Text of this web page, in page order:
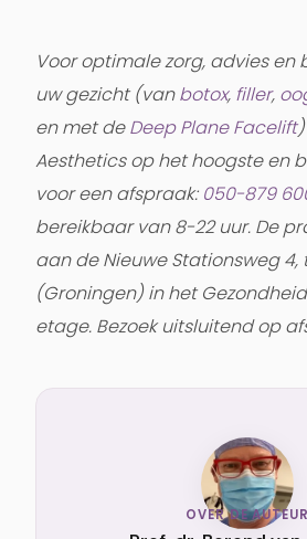
Voor optimale zorg, advies
uw gezicht (vanbotox, filler,
en met deDeep Plane Facelift
Aesthetics op het hoogste en
voor een afspraak: 050-879
bereikbaar van 8-22 uur. De
aan de Nieuwe Stationsweg 4,
(Groningen) in het
etage. Bezoek uitsluitend op
OVER DE AUTEUR